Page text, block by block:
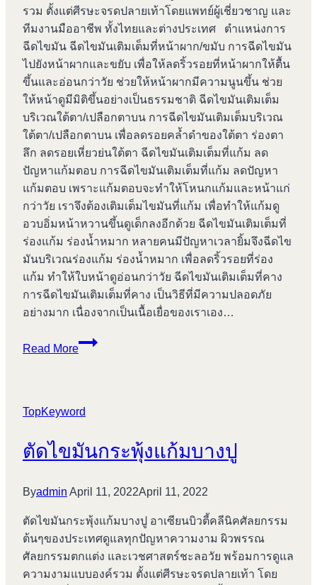
รวม ตั้งแต่ศีรษะจรดปลายเท้าโดยแพทย์ผู้เชี่ยวชาญ และ
ทีมงานมืออาชีพ ทั้งไทยและต่างประเทศ ตำแหน่งการ
ฉีดไขมัน ฉีดไขมันเติมเต็มที่หน้าผาก/ขมับ การฉีดไขมัน
ไปยังหน้าผากและขยับ เพื่อให้ลดริ้วรอยที่หน้าผากให้ตื้น
ขึ้นและอ่อนกว่าวัย ช่วยให้หน้าผากมีความนูนขึ้น ช่วย
ให้หน้าดูมีมิติขึ้นอย่างเป็นธรรมชาติ ฉีดไขมันเติมเต็ม
บริเวณใต้ตา/เปลือกตาบน การฉีดไขมันเติมเต็มบริเวณ
ใต้ตา/เปลือกตาบน เพื่อลดรอยคล้ำดำของใต้ตา ร่องตา
ลึก ลดรอยเหี่ยวย่นใต้ตา ฉีดไขมันเติมเต็มที่แก้ม ลด
ปัญหาแก้มตอบ การฉีดไขมันเติมเต็มที่แก้ม ลดปัญหา
แก้มตอบ เพราะแก้มตอบจะทำให้โหนกแก้มและหน้าแก่
กว่าวัย เราจึงต้องเติมเต็มไขมันที่แก้ม เพื่อทำให้แก้มดู
อวบอิ่มหน้าหวานขึ้นดูเด็กลงอีกด้วย ฉีดไขมันเติมเต็มที่
ร่องแก้ม ร่องน้ำหมาก หลายคนมีปัญหาเวลายิ้มจึงฉีดไข
มันบริเวณร่องแก้ม ร่องน้ำหมาก เพื่อลดริ้วรอยที่ร่อง
แก้ม ทำให้ใบหน้าดูอ่อนกว่าวัย ฉีดไขมันเติมเต็มที่คาง
การฉีดไขมันเติมเต็มที่คาง เป็นวิธีที่มีความปลอดภัย
อย่างมาก เนื่องจากเป็นเนื้อเยื่อของเราเอง…
Read More
ฉีด
เด็ก
TopKeyword
ตัดไขมันกระพุ้งแก้มบางปู
Byadmin April 11, 2022April 11, 2022
ตัดไขมันกระพุ้งแก้มบางปู อาเซียนบิวตี้คลีนิคศัลยกรรม
ต้นๆของประเทศดูแลทุกปัญหาความงาม ผิวพรรณ
ศัลยกรรมตกแต่ง และเวชศาสตร์ชะลอวัย พร้อมการดูแล
ความงามแบบองค์รวม ตั้งแต่ศีรษะจรดปลายเท้า โดย